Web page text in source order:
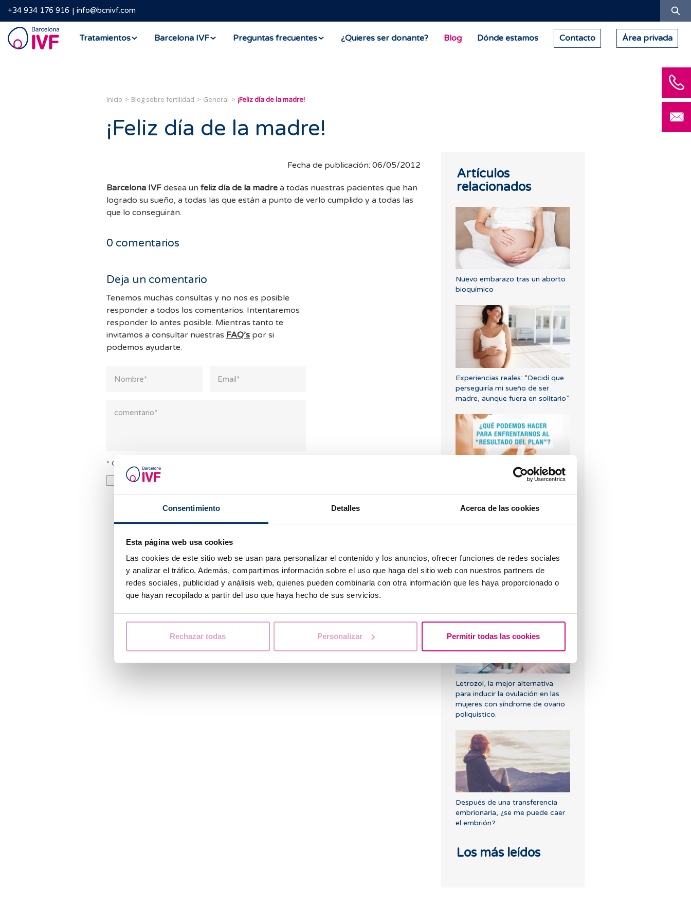
Consentimiento Detalles Acerca de las cookies
Esta página web usa cookies
Las cookies de este sitio web se usan para personalizar el contenido y los anuncios, ofrecer funciones de redes sociales
y analizar el tráfico. Además, compartimos información sobre el uso que haga del sitio web con nuestros partners de
redes sociales, publicidad y análisis web, quienes pueden combinarla con otra información que les haya proporcionado o
que hayan recopilado a partir del uso que haya hecho de sus servicios.
Rechazar todas Personalizar Permitir todas las cookies
+34 934 176 916 info@bcnivf.com
Barcelona
IVF
Tratamientos Barcelona IVF Preguntas frecuentes ¿Quieres ser donante? Blog Dónde estamos Contacto Área privada
Inicio Blog sobre fertilidad General ¡Feliz día de la madre!
¡Feliz día de la madre!
Fecha de publicación: 06/05/2012
Barcelona IVF desea un feliz día de la madre a todas nuestras pacientes que han
logrado su sueño, a todas las que están a punto de verlo cumplido y a todas las
que lo conseguirán.
0 comentarios
Deja un comentario
Tenemos muchas consultas y no nos es posible
responder a todos los comentarios. Intentaremos
responder lo antes posible. Mientras tanto te
invitamos a consultar nuestras FAQ’s por si
podemos ayudarte.
* Campos obligatorios
Consiento el tratamiento de mis datos y acepto la
política de privacidad
Artículos
relacionados
Nuevo embarazo tras un aborto
bioquímico
Experiencias reales: “Decidí que
perseguiría mi sueño de ser
madre, aunque fuera en solitario”
e importancia del cuidado
emocional
Letrozol, la mejor alternativa
para inducir la ovulación en las
mujeres con síndrome de ovario
poliquístico.
Después de una transferencia
embrionaria, ¿se me puede caer
el embrión?
Los más leídos